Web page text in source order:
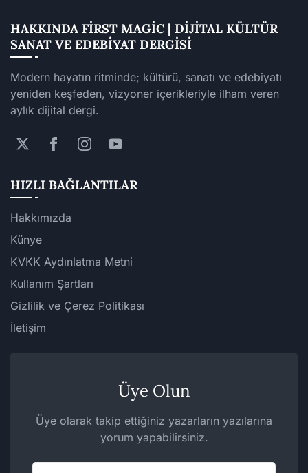
HAKKINDA FIRST MAGIC | DIJITAL KÜLTÜR
SANAT VE EDEBIYAT DERGISI
Modern hayatın ritminde; kültürü, sanatı ve edebiyatı
yeniden keşfeden, vizyoner içerikleriyle ilham veren
aylık dijital dergi.
HIZLI BAĞLANTILAR
Hakkımızda
Künye
KVKK Aydınlatma Metni
Kullanım Şartları
Gizlilik ve Çerez Politikası
İletişim
Üye Olun
Üye olarak takip ettiğiniz yazarların yazılarına
yorum yapabilirsiniz.